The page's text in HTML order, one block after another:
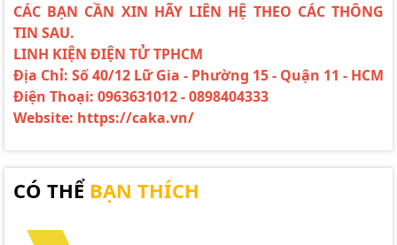
CÁC BẠN CẦN XIN HÃY LIÊN HỆ THEO CÁC THÔNG
TIN SAU.
LINH KIỆN ĐIỆN TỬ TPHCM
Địa Chỉ: Số 40/12 Lữ Gia - Phường 15 - Quận 11 - HCM
Điện Thoại: 0963631012 - 0898404333
Website: https://caka.vn/
CÓ THỂ BẠN THÍCH